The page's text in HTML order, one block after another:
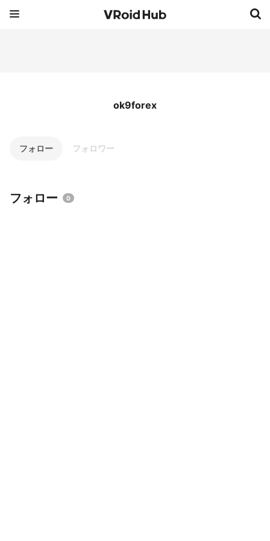
ok9forex
フォロー フォロワー
フォロー 0